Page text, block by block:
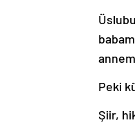
Peki
Şiir,